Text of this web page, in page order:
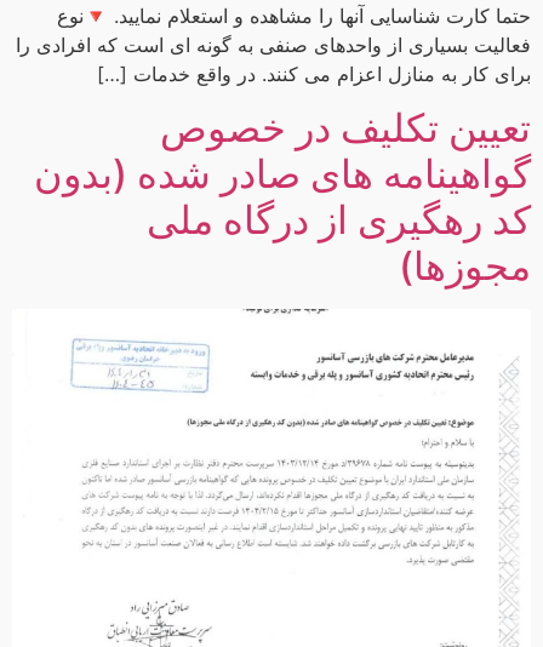
حتما کارت شناسایی آنها را مشاهده و استعلام نمایید. 🔻نوع
فعالیت بسیاری از واحدهای صنفی به گونه ای است که افرادی را
برای کار به منازل اعزام می کنند. در واقع خدمات […]
تعیین تکلیف در خصوص
گواهینامه های صادر شده (بدون
کد رهگیری از درگاه ملی
مجوزها)